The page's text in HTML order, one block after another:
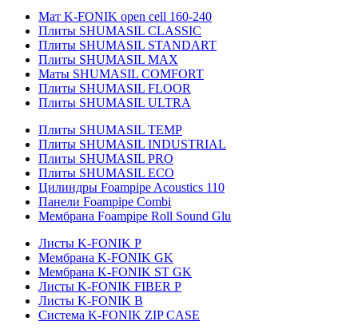
Мат K-FONIK open cell 160-240
Плиты SHUMASIL CLASSIC
Плиты SHUMASIL STANDART
Плиты SHUMASIL MAX
Маты SHUMASIL COMFORT
Плиты SHUMASIL FLOOR
Плиты SHUMASIL ULTRA
Плиты SHUMASIL TEMP
Плиты SHUMASIL INDUSTRIAL
Плиты SHUMASIL PRO
Плиты SHUMASIL ECO
Цилиндры Foampipe Acoustics 110
Панели Foampipe Combi
Мембрана Foampipe Roll Sound Glu
Листы K-FONIK P
Мембрана K-FONIK GK
Мембрана K-FONIK ST GK
Листы K-FONIK FIBER P
Листы K-FONIK B
Система K-FONIK ZIP CASE